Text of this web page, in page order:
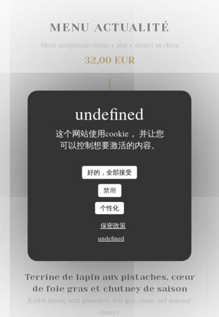
这个网站使用cookie， 并让您
可以控制想要激活的内容。
好的，全部接受
禁用
个性化
保密政策
undefined
MENU ACTUALITÉ
Menu comprenant entrée + plat + dessert au choix
32,00 EUR
ENTREES
Tartare de thon et saumon sur
Tuna and salmon tartare with homemade guacamole
Cromesquis de Saint Marcellin aux
Saint-Marcellin (local cheese) cromesquis with walnuts on a
bed of salad
Terrine de lapin aux pistaches, cœur
de foie gras et chutney de saison
Rabbit terrine with pistachios, foie gras center and seasonal
chutney
L'EPICURIEN